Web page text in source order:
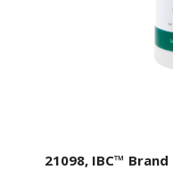
21098, IBC™